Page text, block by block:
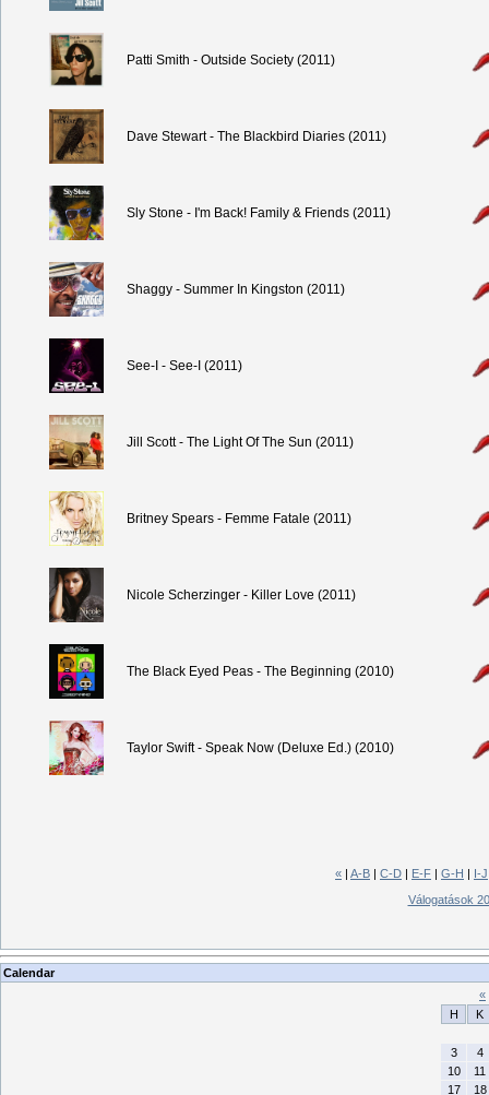
Patti Smith - Outside Society (2011)
Dave Stewart - The Blackbird Diaries (2011)
Sly Stone - I'm Back! Family & Friends (2011)
Shaggy - Summer In Kingston (2011)
See-I - See-I (2011)
Jill Scott - The Light Of The Sun (2011)
Britney Spears - Femme Fatale (2011)
Nicole Scherzinger - Killer Love (2011)
The Black Eyed Peas - The Beginning (2010)
Taylor Swift - Speak Now (Deluxe Ed.) (2010)
« | A-B | C-D | E-F | G-H | I-J
Válogatások
Calendar
«
H
K
3
4
10
11
17
18